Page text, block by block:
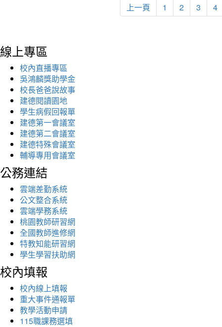
上一頁 1 2 3 4
線上專區
校內直播專區
吳鴻麟獎助學金
校長爸爸說故事
建德閱讀園地
學生病假回報單
建德第一會議室
建德第二會議室
建德特殊會議室
輔導專用會議室
公務連結
雲端差勤系統
公文整合系統
雲端學務系統
桃園教師研習網
全國教師進修網
特教知能研習網
學生學習扶助網
校內填報
校內線上填報
重大事件通報單
教學活動申請
115職課務選填